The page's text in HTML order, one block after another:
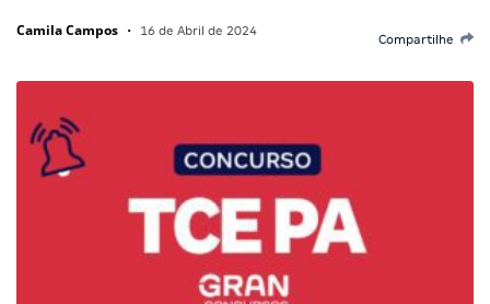
Camila Campos • 16 de Abril de 2024
Compartilhe